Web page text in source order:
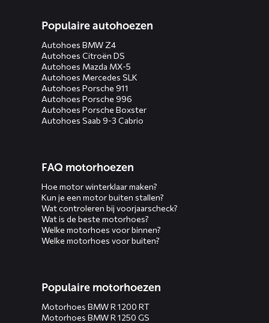
Populaire autohoezen
Autohoes BMW Z4
Autohoes Citroën DS
Autohoes Mazda MX-5
Autohoes Mercedes SLK
Autohoes Porsche 911
Autohoes Porsche 996
Autohoes Porsche Boxster
Autohoes Saab 9-3 Cabrio
FAQ motorhoezen
Hoe motor winterklaar maken?
Kun je een motor buiten stallen?
Wat controleren bij voorjaarscheck?
Wat is de beste motorhoes?
Welke motorhoes voor binnen?
Welke motorhoes voor buiten?
Populaire motorhoezen
Motorhoes BMW R 1200 RT
Motorhoes BMW R 1250 GS